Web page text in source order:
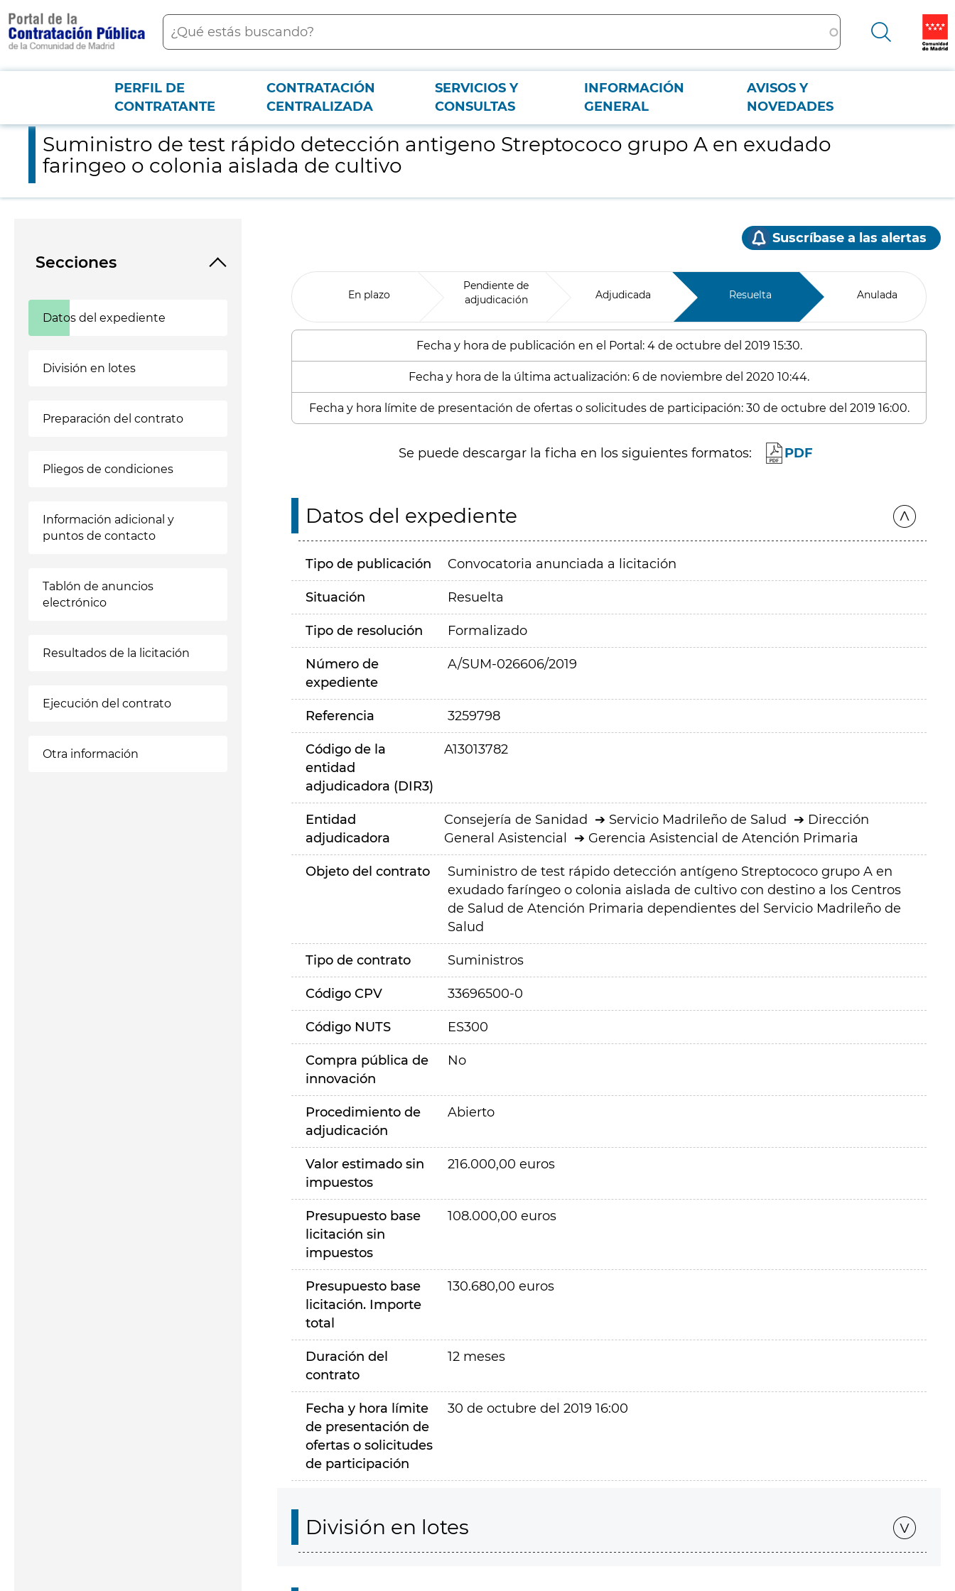
contenido
principal
Buscar
Menú PCON
PERFIL DE
CONTRATANTE
CONTRATACIÓN
CENTRALIZADA
SERVICIOS Y
CONSULTAS
INFORMACIÓN
GENERAL
AVISOS Y
NOVEDADES
Suministro de test rápido detección antigeno Streptococo grupo A en exudado faringeo o colonia aislada de cultivo
Suministro de test rápido detección antigeno Streptococo grupo A en exudado
faringeo o colonia aislada de cultivo
Secciones
Datos del expediente
División en lotes
Preparación del contrato
Pliegos de condiciones
Información adicional y
puntos de contacto
Tablón de anuncios
electrónico
Resultados de la licitación
Ejecución del contrato
Otra información
Suscríbase a las alertas
En plazo
Pendiente de
adjudicación
Adjudicada Resuelta Anulada
Fecha y hora de publicación en el Portal: 4 de octubre del 2019 15:30.
Fecha y hora de la última actualización: 6 de noviembre del 2020 10:44.
Fecha y hora límite de presentación de ofertas o solicitudes de participación: 30 de octubre del 2019 16:00.
Se puede descargar la ficha en los siguientes formatos: PDF
Datos del expediente
Tipo de publicación Convocatoria anunciada a licitación
Situación Resuelta
Tipo de resolución Formalizado
Número de
expediente
A/SUM-026606/2019
Referencia 3259798
Código de la
entidad
adjudicadora (DIR3)
A13013782
Entidad
adjudicadora
Consejería de Sanidad Servicio Madrileño de Salud
Dirección
General Asistencial
Gerencia Asistencial de Atención Primaria
Objeto del contrato
Suministro de test rápido detección antígeno Streptococo grupo A en
exudado faríngeo o colonia aislada de cultivo con destino a los Centros
de Salud de Atención Primaria dependientes del Servicio Madrileño de
Salud
Tipo de contrato Suministros
Código CPV 33696500-0
Código NUTS ES300
Compra pública de
innovación
No
Procedimiento de
adjudicación
Abierto
Valor estimado sin
impuestos
216.000,00 euros
Presupuesto base
licitación sin
impuestos
108.000,00 euros
Presupuesto base
licitación. Importe
total
130.680,00 euros
Duración del
contrato
12 meses
Fecha y hora límite
de presentación de
ofertas o solicitudes
de participación
30 de octubre del 2019 16:00
División en lotes